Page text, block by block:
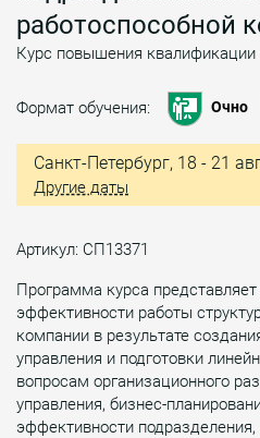
работоспособной
Курс повышения квалификации
Формат обучения: Очно
Санкт-Петербург, 18 - 21
Другие даты
Артикул: СП13371
Программа курса
эффективности работы
компании в результате
управления и подготовки
вопросам организационного
управления, бизнес-
эффективности